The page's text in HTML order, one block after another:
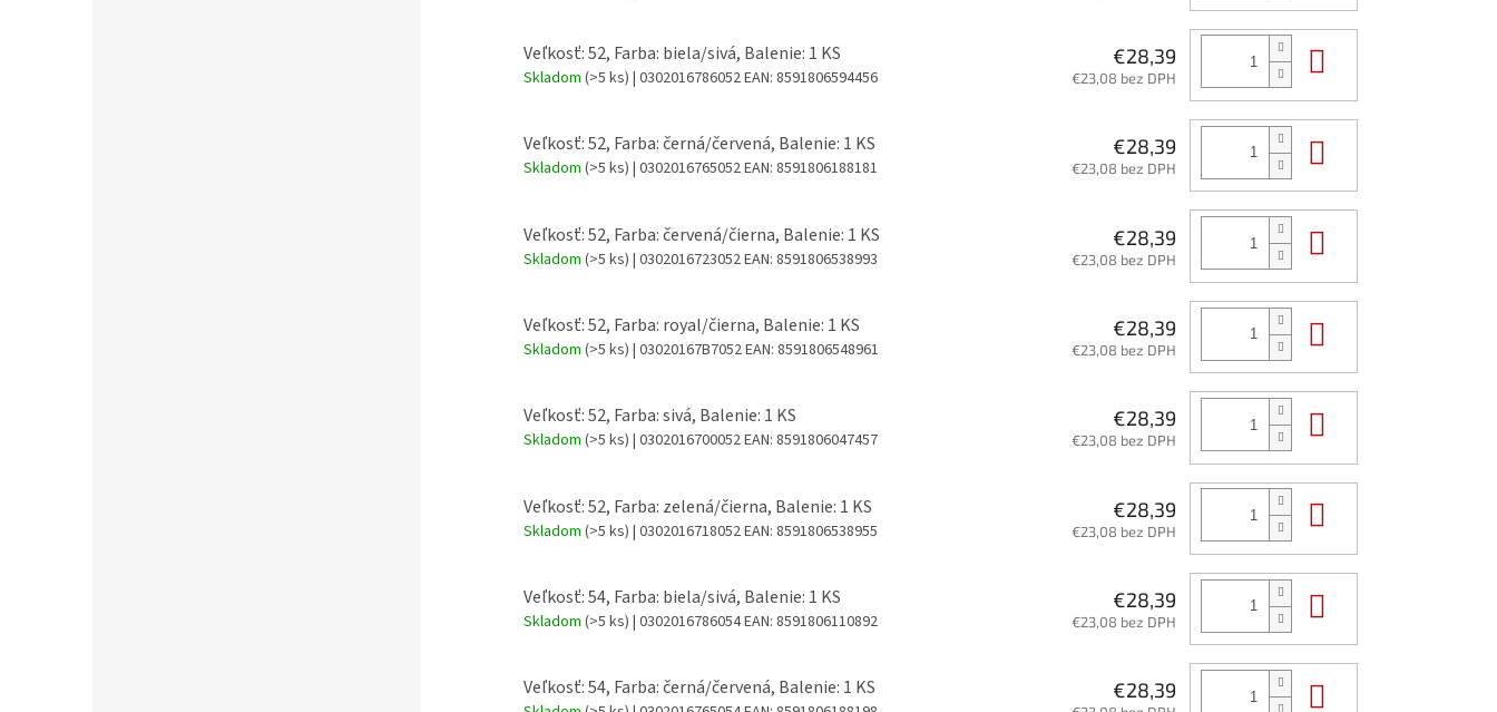
Veľkosť: 52, Farba: biela/sivá, Balenie: 1 KS
Skladom (>5 ks) | 0302016786052EAN: 8591806594456
€28,39
€23,08 bez DPH
Veľkosť: 52, Farba: černá/červená, Balenie: 1 KS
Skladom (>5 ks) | 0302016765052EAN: 8591806188181
€28,39
€23,08 bez DPH
Veľkosť: 52, Farba: červená/čierna, Balenie: 1 KS
Skladom (>5 ks) | 0302016723052EAN: 8591806538993
€28,39
€23,08 bez DPH
Veľkosť: 52, Farba: royal/čierna, Balenie: 1 KS
Skladom (>5 ks) | 03020167B7052EAN: 8591806548961
€28,39
€23,08 bez DPH
Veľkosť: 52, Farba: sivá, Balenie: 1 KS
Skladom (>5 ks) | 0302016700052EAN: 8591806047457
€28,39
€23,08 bez DPH
Veľkosť: 52, Farba: zelená/čierna, Balenie: 1 KS
Skladom (>5 ks) | 0302016718052EAN: 8591806538955
€28,39
€23,08 bez DPH
Veľkosť: 54, Farba: biela/sivá, Balenie: 1 KS
Skladom (>5 ks) | 0302016786054EAN: 8591806110892
€28,39
€23,08 bez DPH
Veľkosť: 54, Farba: černá/červená, Balenie: 1 KS €28,39